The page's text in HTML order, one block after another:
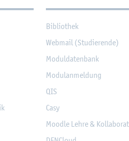
Bi­blio­thek
Web­mail (Stu­die­ren­de)
Mo­dul­da­ten­bank
Mo­du­l­an­mel­dung
QIS
Casy
Mood­le Lehre &